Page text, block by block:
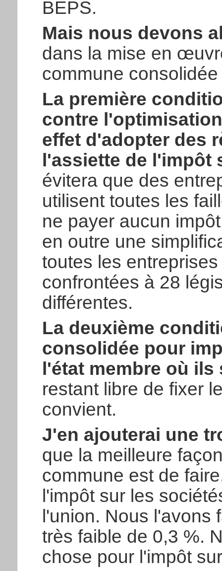
BEPS.
Mais nous devons
dans la mise en
commune
La première
contre
effet d'adopter des
l'assiette de l'impôt
évitera que des
utilisent toutes les
ne payer aucun
en outre une
toutes les
confrontées à 28
différentes.
La deuxième
consolidée pour
l'état membre où ils
restant libre de fixer
convient.
J'en ajouterai une
que la meilleure
commune est de
l'impôt sur les
l'union. Nous l'avons
très faible de 0,3 %.
chose pour l'impôt